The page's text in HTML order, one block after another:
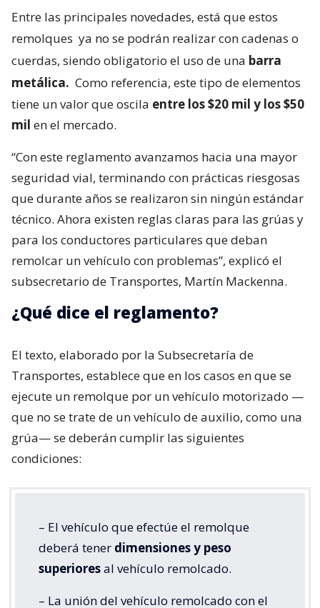
Entre las principales novedades, está que estos
remolques ya no se podrán realizar con cadenas o
cuerdas, siendo obligatorio el uso de una barra
metálica. Como referencia, este tipo de elementos
tiene un valor que oscila entre los $20 mil y los $50
mil en el mercado.
“Con este reglamento avanzamos hacia una mayor
seguridad vial, terminando con prácticas riesgosas
que durante años se realizaron sin ningún estándar
técnico. Ahora existen reglas claras para las grúas y
para los conductores particulares que deban
remolcar un vehículo con problemas”, explicó el
subsecretario de Transportes, Martín Mackenna.
¿Qué dice el reglamento?
El texto, elaborado por la Subsecretaría de
Transportes, establece que en los casos en que se
ejecute un remolque por un vehículo motorizado —
que no se trate de un vehículo de auxilio, como una
grúa— se deberán cumplir las siguientes
condiciones:
– El vehículo que efectúe el remolque
deberá tener dimensiones y peso
superioresal vehículo remolcado.
– La unión del vehículo remolcado con el